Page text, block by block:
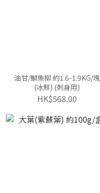
油甘/鰤魚柳 約1.6-1.9KG/塊
(冰鮮) (刺身用)
HK$568.00